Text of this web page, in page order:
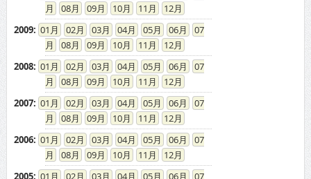
08
09 10 11
12
2009: 01 02 03 04 05 06
07
08
09 10 11
12
2008: 01 02 03 04 05 06
07
08
09 10 11
12
2007: 01 02 03 04 05 06
07
08
09 10 11
12
2006: 01 02 03 04 05 06
07
08
09 10 11
12
2005: 01 02 03 04 05 06
07